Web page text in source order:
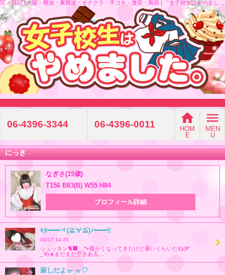
06-4396-3344 06-4396-0011 home
HOM
E
menu
MEN
U
にっき
なぎさ(19歳)
T156 B83(B) W55 H84
プロフィール詳細
ｷﾀ━━ヾ(≧∀≦)ﾉ━━!!
04/17 14:35
シュッキン🐈‍⬛⸒⸒⸒⸒🐾暖かくなってきたけど暑いくらいだね(#'
_'#)☀️まだまだ空きある…
寂しだよㅠ‪ ̫ㅠ♡